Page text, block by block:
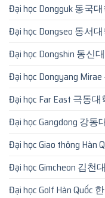
Đại học Dongguk 동국
Đại học Dongseo 동서
Đại học Dongshin 동신
Đại học Dongyang
Đại học Far East 극동
Đại học Gangdong 강동
Đại học Giao thông
Đại học Gimcheon 김천
Đại học Golf Hàn Quốc